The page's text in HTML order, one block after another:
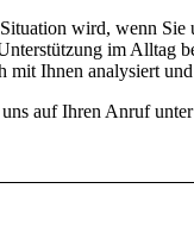
wird, wenn Sie
im Alltag
mit Ihnen analysiert
auf Ihren Anruf unter